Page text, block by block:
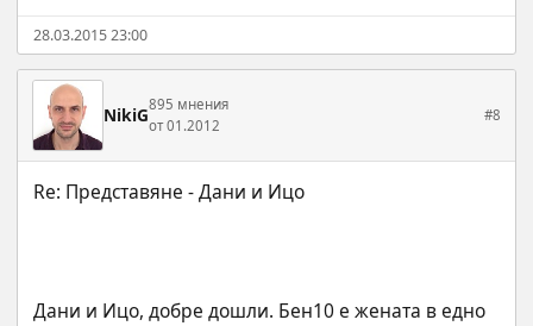
28.03.2015 23:00
NikiG895 мнения
от 01.2012
#8
Дани и Ицо, добре дошли. Бен10 е жената в едно